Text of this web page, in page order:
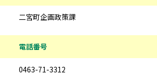
二宮町企画政策課
電話番号
0463-71-3312